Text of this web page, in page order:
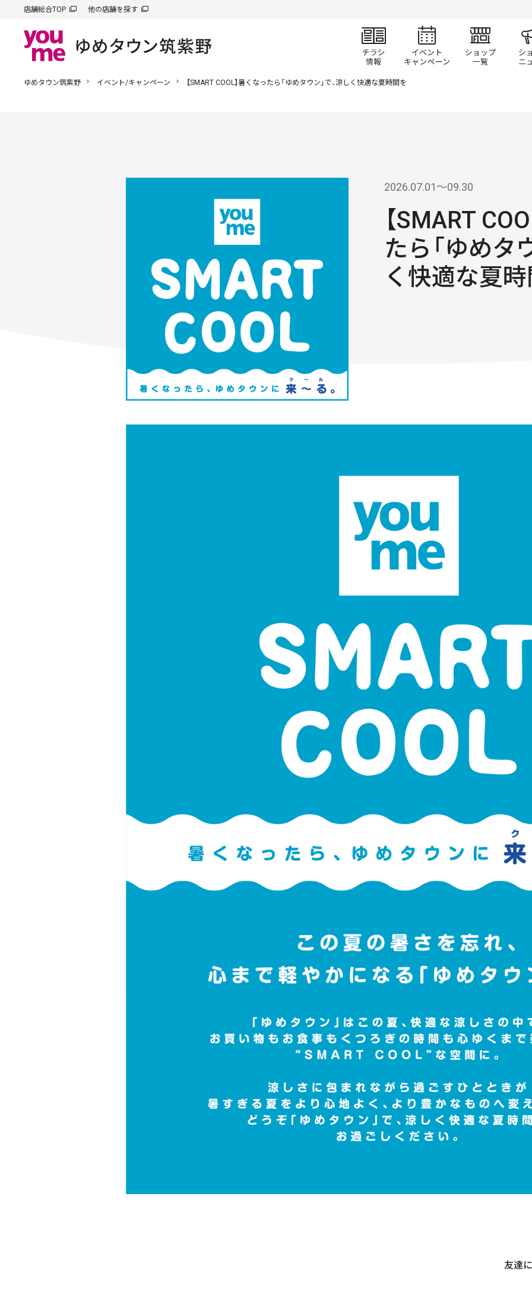
店舗総合TOP 他の店舗を探す
チラシ情報 イベント/キャン
ショ
ゆめタウン筑紫野 イベント/キャンペーン 【SMART COOL】暑くなったら「ゆめタウン」で、涼しく快適な夏時間を
2026.07.01〜09.30
【SMART
たら「ゆめタ
く快適な夏
友達